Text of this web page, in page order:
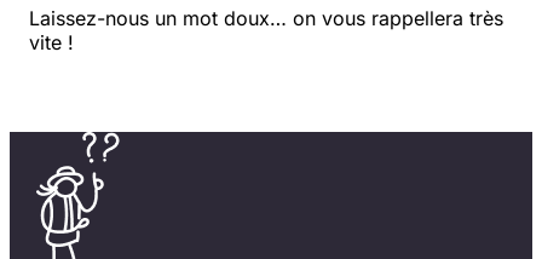
Laissez-nous un mot doux… on vous rappellera très
vite !